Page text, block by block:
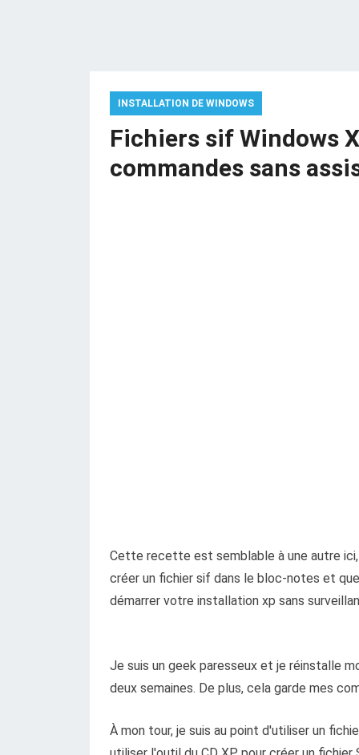
INSTALLATION DE WINDOWS
Fichiers sif Windows
commandes sans
Cette recette est semblable à une autre
créer un fichier sif dans le bloc-notes et
démarrer votre installation xp sans
Je suis un geek paresseux et je réinstalle
deux semaines. De plus, cela garde mes
À mon tour, je suis au point d'utiliser un